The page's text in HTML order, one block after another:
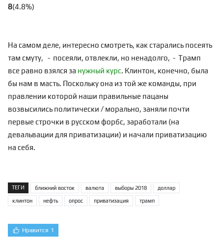
8(4.8%)
На самом деле, интересно смотреть, как старались посеять
там смуту, - посеяли, отвлекли, но ненадолго, - Трамп
все равно взялся за нужный курс. Клинтон, конечно, была
бы нам в масть. Поскольку она из той же команды, при
правлении которой наши правильные пацаны
возвысились политически / морально, заняли почти
первые строчки в русском форбс, заработали (на
девальвации для приватизации) и начали приватизацию
на себя.
ТЕГИ ближний восток валюта выборы 2018 доллар
клинтон нефть опрос приватизация трамп
Нравится 1